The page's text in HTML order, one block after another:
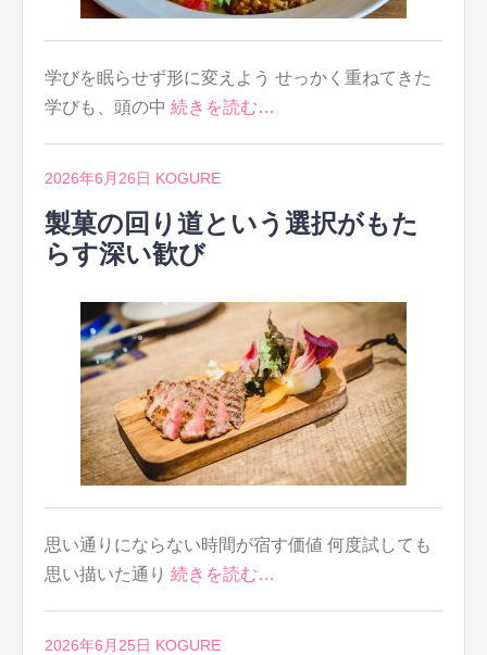
学びを眠らせず形に変えよう せっかく重ねてきた
学びも、頭の中 続きを読む…
2026年6月26日 KOGURE
製菓の回り道という選択がもた
らす深い歓び
思い通りにならない時間が宿す価値 何度試しても
思い描いた通り 続きを読む…
2026年6月25日 KOGURE